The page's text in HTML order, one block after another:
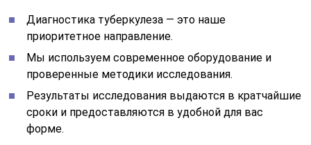
Диагностика туберкулеза — это наше
приоритетное направление.
Мы используем современное оборудование и
проверенные методики исследования.
Результаты исследования выдаются в кратчайшие
сроки и предоставляются в удобной для вас
форме.